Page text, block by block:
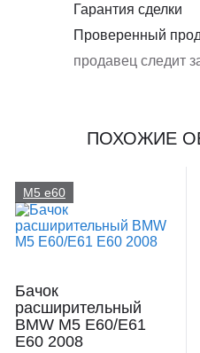
Гарантия сделки
Проверенный
продавец следит
ПОХОЖИЕ
M5 e60
Бачок
расширительный
BMW M5 E60/E61
E60 2008